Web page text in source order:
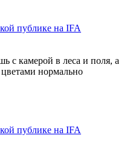
публике на IFA
с камерой в леса и поля, а
нормально
публике на IFA